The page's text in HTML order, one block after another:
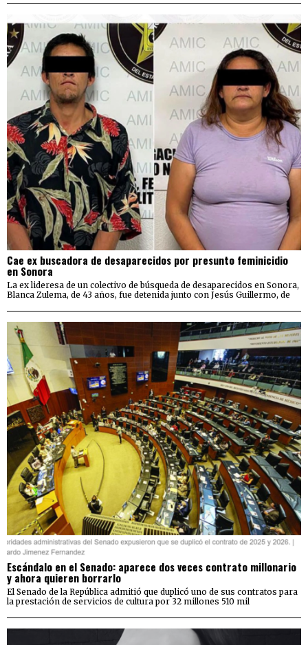
Cae ex buscadora de desaparecidos por presunto feminicidio
en Sonora
La ex lideresa de un colectivo de búsqueda de desaparecidos en Sonora,
Blanca Zulema, de 43 años, fue detenida junto con Jesús Guillermo, de
Escándalo en el Senado: aparece dos veces contrato millonario
y ahora quieren borrarlo
El Senado de la República admitió que duplicó uno de sus contratos para
la prestación de servicios de cultura por 32 millones 510 mil